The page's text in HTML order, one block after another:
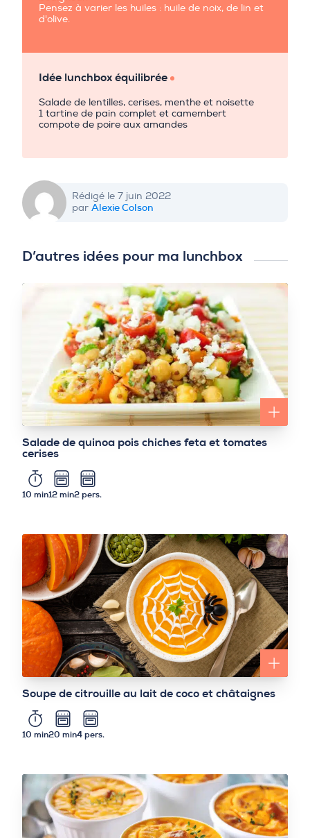
Pensez à varier les huiles : huile de noix, de lin et
d'olive.
Idée lunchbox équilibrée
Salade de lentilles, cerises, menthe et noisette
1 tartine de pain complet et camembert
compote de poire aux amandes
Rédigé le 7 juin 2022
par Alexie Colson
D’autres idées pour ma lunchbox
Salade de quinoa pois chiches feta et tomates
cerises
10 min12 min2 pers.
Soupe de citrouille au lait de coco et châtaignes
10 min20 min4 pers.